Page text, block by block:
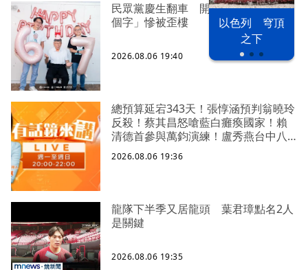
以色列 穹頂
之下
民眾黨慶生翻車 開放對柯文哲「說4
個字」慘被歪樓
2026.08.06 19:40
總預算延宕343天！張惇涵預判翁曉玲
反殺！蔡其昌怒嗆藍白癱瘓國家！賴
清德首參與萬鈞演練！盧秀燕台中八
年一筆爛帳？東發號掀白牆革命？蔣
市政千瘡百孔！市民爛命還要吃廚
2026.08.06 19:36
龍隊下半季又居龍頭 葉君璋點名2人
是關鍵
2026.08.06 19:35